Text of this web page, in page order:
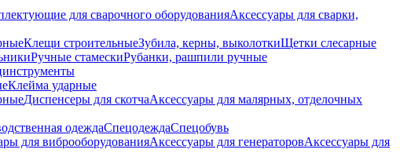
для сварочного оборудованияАксессуары для сварки,
Клещи строительныеЗубила, керны, выколоткиЩетки слесарные
Ручные стамескиРубанки, рашпили ручные
Клейма ударные
Диспенсеры для скотчаАксессуары для малярных, отделочных
одеждаСпецодеждаСпецобувь
для виброоборудованияАксессуары для генераторовАксессуары для